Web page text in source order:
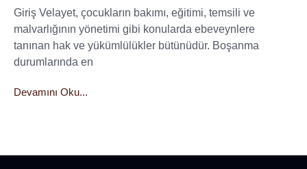
Giriş Velayet, çocukların bakımı, eğitimi, temsili ve
malvarlığının yönetimi gibi konularda ebeveynlere
tanınan hak ve yükümlülükler bütünüdür. Boşanma
durumlarında en
Devamını Oku...